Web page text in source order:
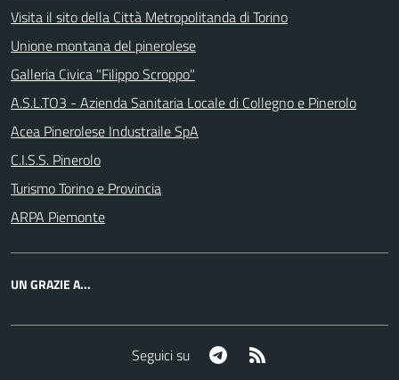
Visita il sito della Città Metropolitanda di Torino
Unione montana del pinerolese
Galleria Civica "Filippo Scroppo"
A.S.L.TO3 - Azienda Sanitaria Locale di Collegno e Pinerolo
Acea Pinerolese Industraile SpA
C.I.S.S. Pinerolo
Turismo Torino e Provincia
ARPA Piemonte
UN GRAZIE A...
Seguici su Telegram